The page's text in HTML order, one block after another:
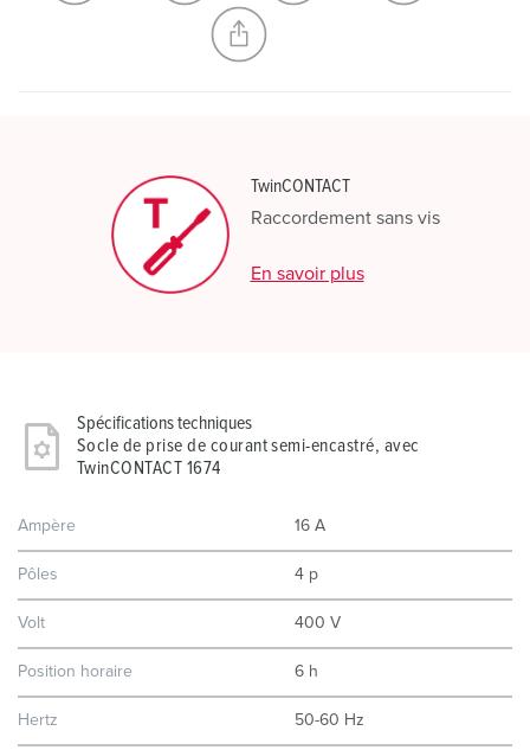
CRÉER UNE NOUVELLE LISTE
TwinCONTACT
Raccordement sans vis
En savoir plus
Spécifications techniques
Socle de prise de courant semi-encastré, avec
TwinCONTACT 1674
Ampère 16 A
Pôles 4 p
Volt 400 V
Position horaire 6 h
Hertz 50-60 Hz